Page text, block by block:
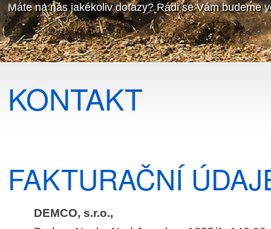
KONTAKT
FAKTURAČNÍ
DEMCO, s.r.o.,
Máte na nás jakékoliv dotazy? Rádi se Vám budeme